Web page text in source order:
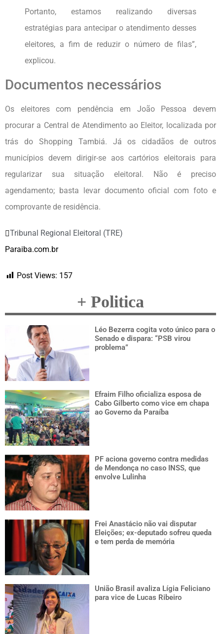
Portanto, estamos realizando diversas
estratégias para antecipar o atendimento desses
eleitores, a fim de reduzir o número de filas”,
explicou.
Documentos necessários
Os eleitores com pendência em João Pessoa devem
procurar a Central de Atendimento ao Eleitor, localizada por
trás do Shopping Tambiá. Já os cidadãos de outros
municípios devem dirigir-se aos cartórios eleitorais para
regularizar sua situação eleitoral. Não é preciso
agendamento; basta levar documento oficial com foto e
comprovante de residência.
Tribunal Regional Eleitoral (TRE)
Paraiba.com.br
Post Views: 157
+ Politica
Léo Bezerra cogita voto único para o
Senado e dispara: “PSB virou
problema”
Efraim Filho oficializa esposa de
Cabo Gilberto como vice em chapa
ao Governo da Paraíba
PF aciona governo contra medidas
de Mendonça no caso INSS, que
envolve Lulinha
Frei Anastácio não vai disputar
Eleições; ex-deputado sofreu queda
e tem perda de memória
União Brasil avaliza Lígia Feliciano
para vice de Lucas Ribeiro